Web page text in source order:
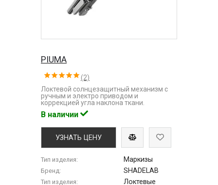
PIUMA
(2)
Локтевой солнцезащитный механизм с
ручным и электро приводом и
коррекцией угла наклона ткани.
В наличии
УЗНАТЬ ЦЕНУ
Тип изделия: Маркизы
Бренд: SHADELAB
Тип изделия:
Локтевые